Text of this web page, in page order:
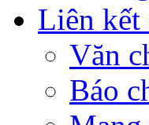
Liên kết
Văn
Báo